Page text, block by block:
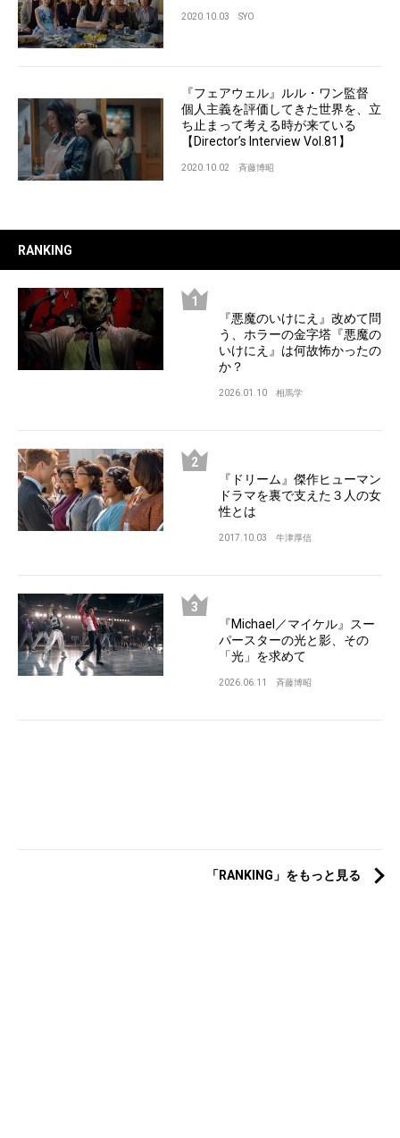
2020.10.03 SYO
『フェアウェル』ルル・ワン監督
個人主義を評価してきた世界を、立
ち止まって考える時が来ている
【Director’s Interview Vol.81】
2020.10.02 斉藤博昭
RANKING
『悪魔のいけにえ』改めて問
う、ホラーの金字塔『悪魔の
いけにえ』は何故怖かったの
か？
2026.01.10 相馬学
『ドリーム』傑作ヒューマン
ドラマを裏で支えた３人の女
性とは
2017.10.03 牛津厚信
『Michael／マイケル』スー
パースターの光と影、その
「光」を求めて
2026.06.11 斉藤博昭
「RANKING」をもっと見る